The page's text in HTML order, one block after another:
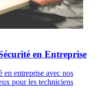
en Entreprise
en entreprise avec nos
pour les techniciens